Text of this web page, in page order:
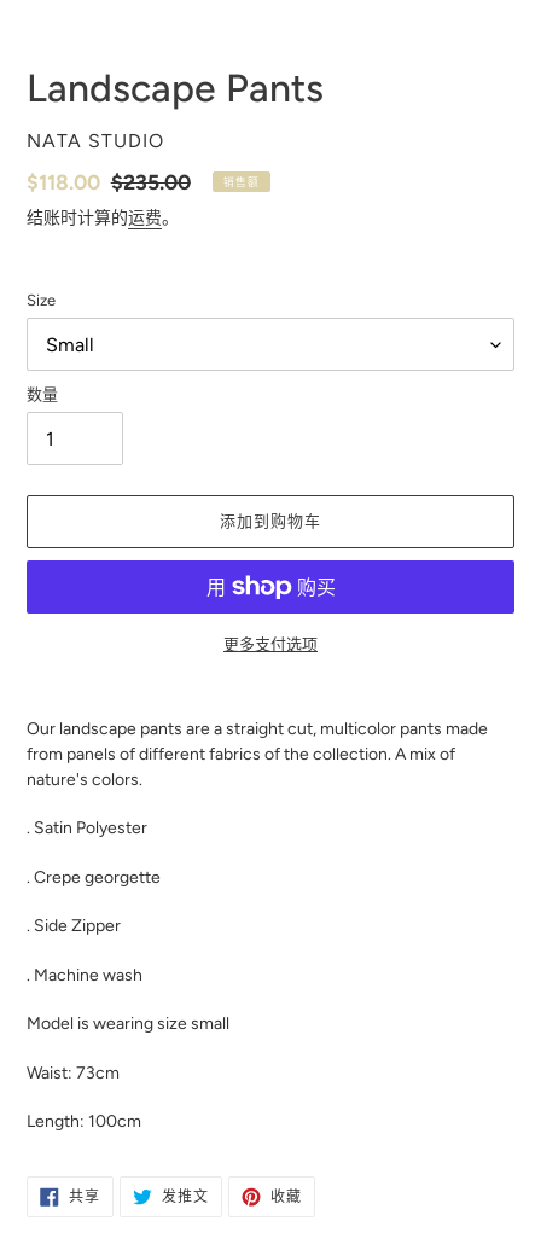
Landscape Pants
供
商
NATA STUDIO
销
售
$118.00 常
规
$235.00 销售额
结账时计算的运费。
Size
数量
添加到购物车
更多支付选项
品
加
到
的
物
Our landscape pants are a straight cut, multicolor pants made
from panels of different fabrics of the collection. A mix of
nature's colors.
. Satin Polyester
. Crepe georgette
. Side Zipper
. Machine wash
Model is wearing size small
Waist: 73cm
Length: 100cm
共享在
FACEBOOK
发推文在
TWITTER
收藏固
定